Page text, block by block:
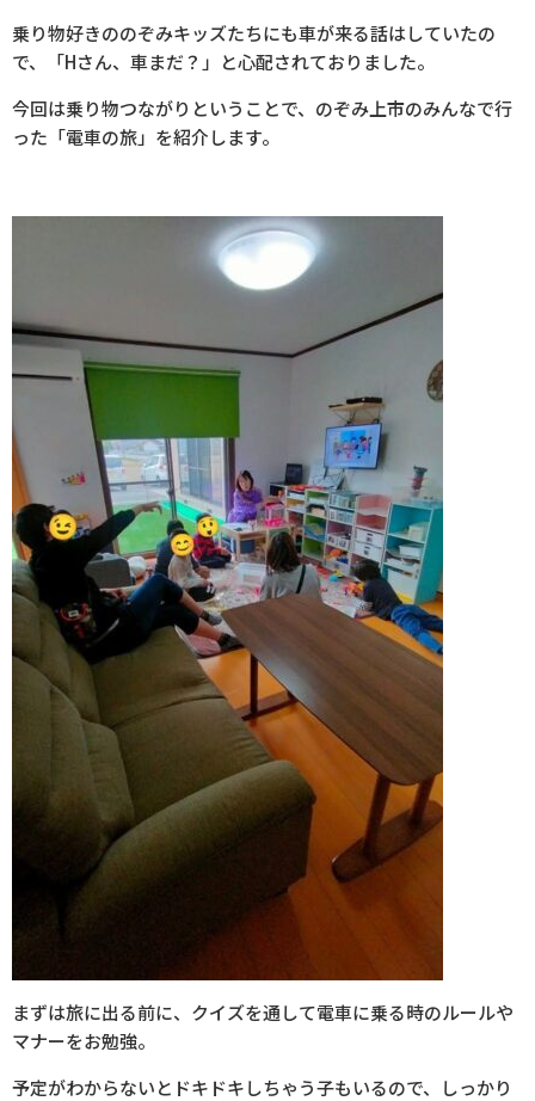
乗り物好きののぞみキッズたちにも車が来る話はしていたの
で、「Hさん、車まだ？」と心配されておりました。
今回は乗り物つながりということで、のぞみ上市のみんなで行
った「電車の旅」を紹介します。
まずは旅に出る前に、クイズを通して電車に乗る時のルールや
マナーをお勉強。
予定がわからないとドキドキしちゃう子もいるので、しっかり